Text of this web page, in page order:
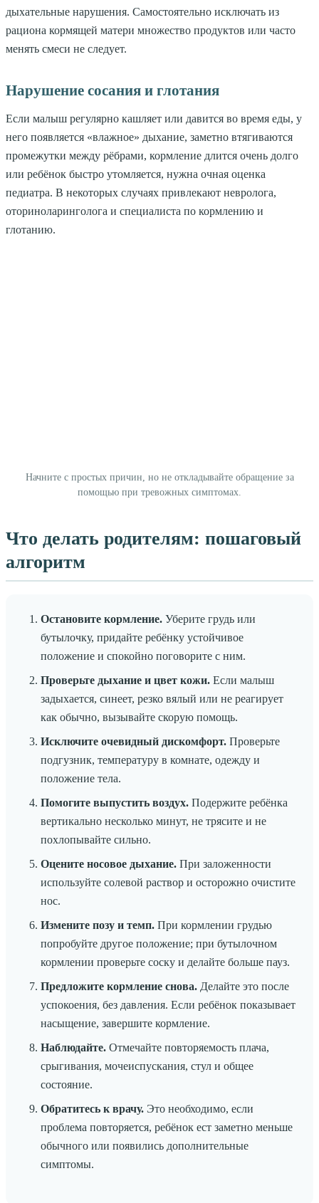
дыхательные нарушения. Самостоятельно исключать из
рациона кормящей матери множество продуктов или часто
менять смеси не следует.
Нарушение сосания и глотания
Если малыш регулярно кашляет или давится во время еды, у
него появляется «влажное» дыхание, заметно втягиваются
промежутки между рёбрами, кормление длится очень долго
или ребёнок быстро утомляется, нужна очная оценка
педиатра. В некоторых случаях привлекают невролога,
оториноларинголога и специалиста по кормлению и
глотанию.
Начните с простых причин, но не откладывайте обращение за
помощью при тревожных симптомах.
Что делать родителям: пошаговый
алгоритм
Остановите кормление. Уберите грудь или
бутылочку, придайте ребёнку устойчивое
положение и спокойно поговорите с ним.
Проверьте дыхание и цвет кожи. Если малыш
задыхается, синеет, резко вялый или не реагирует
как обычно, вызывайте скорую помощь.
Исключите очевидный дискомфорт. Проверьте
подгузник, температуру в комнате, одежду и
положение тела.
Помогите выпустить воздух. Подержите ребёнка
вертикально несколько минут, не трясите и не
похлопывайте сильно.
Оцените носовое дыхание. При заложенности
используйте солевой раствор и осторожно очистите
нос.
Измените позу и темп. При кормлении грудью
попробуйте другое положение; при бутылочном
кормлении проверьте соску и делайте больше пауз.
Предложите кормление снова. Делайте это после
успокоения, без давления. Если ребёнок показывает
насыщение, завершите кормление.
Наблюдайте. Отмечайте повторяемость плача,
срыгивания, мочеиспускания, стул и общее
состояние.
Обратитесь к врачу. Это необходимо, если
проблема повторяется, ребёнок ест заметно меньше
обычного или появились дополнительные
симптомы.